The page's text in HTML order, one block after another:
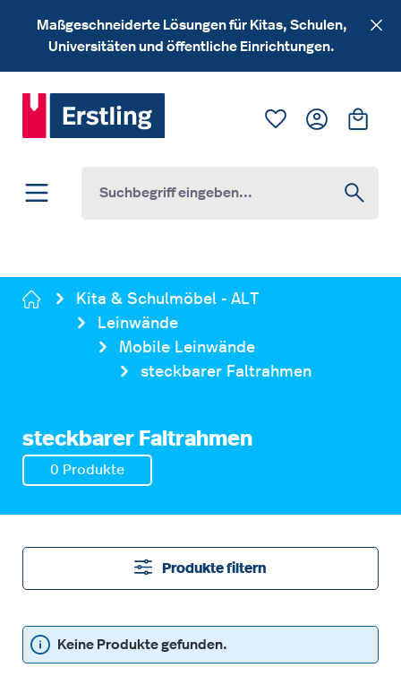
Zum Hauptinhalt springen
Maßgeschneiderte Lösungen für Kitas, Schulen,
Universitäten und öffentliche Einrichtungen.
Du hast 0
Kita & Schulmöbel - ALT
Leinwände
Mobile Leinwände
steckbarer Faltrahmen
steckbarer Faltrahmen
0 Produkte
Produkte filtern
Keine Produkte gefunden.